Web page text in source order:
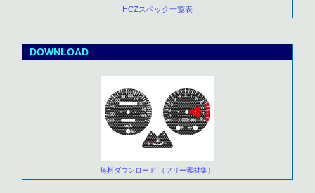
HCZスペック一覧表
DOWNLOAD
無料ダウンロード （フリー素材集）